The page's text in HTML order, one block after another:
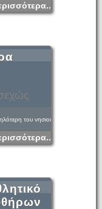
του νησιού,